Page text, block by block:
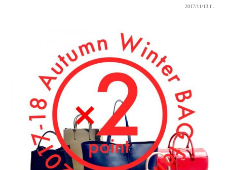
2017/11/13 f...